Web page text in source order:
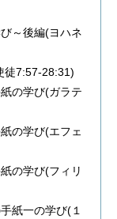
～後編(ヨハネ
徒7:57-28:31)
の学び(ガラテ
の学び(エフェ
の学び(フィリ
紙一の学び(１